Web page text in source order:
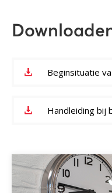
Beginsituatie
Handleiding bij